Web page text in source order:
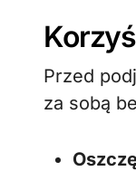
Przed
za sobą